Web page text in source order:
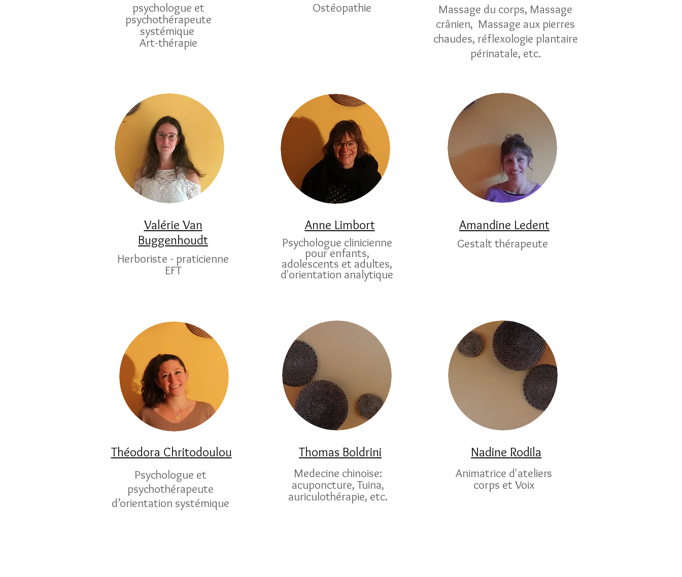
psychologue et
psychothérapeute
systémique
Art-thérapie
Ostéopathie
Massage du corps, Massage
crânien, Massage aux pierres
chaudes, réflexologie plantaire
périnatale, etc.
Valérie Van
Buggenhoudt
Herboriste - praticienne
EFT
Anne Limbort
Psychologue clinicienne
pour enfants,
adolescents et adultes,
d'orientation analytique
Amandine Ledent
Gestalt thérapeute
Théodora Chritodoulou
Psychologue et
psychothérapeute
d’orientation systémique
Thomas Boldrini
Medecine chinoise:
acuponcture, Tuina,
auriculothérapie, etc.
Nadine Rodila
Animatrice d'ateliers
corps et Voix